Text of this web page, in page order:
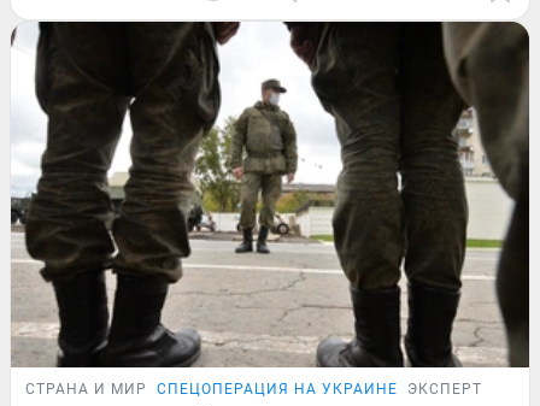
СТРАНА И МИР СПЕЦОПЕРАЦИЯ НА УКРАИНЕ ЭКСПЕРТ